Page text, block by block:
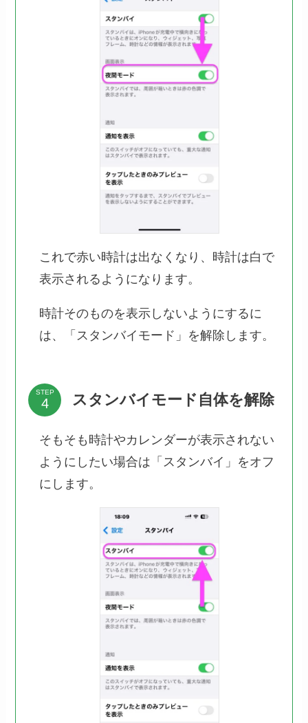
これで赤い時計は出なくなり、時計は白で
表示されるようになります。
時計そのものを表示しないようにするに
は、「スタンバイモード」を解除します。
STEP スタンバイモード自体を解除
そもそも時計やカレンダーが表示されない
ようにしたい場合は「スタンバイ」をオフ
にします。